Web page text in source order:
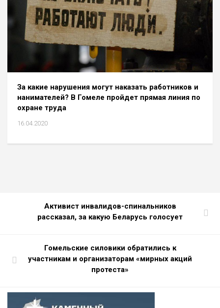
За какие нарушения могут наказать работников и
нанимателей? В Гомеле пройдет прямая линия по
охране труда
16.04.2020
Активист инвалидов-спинальников
рассказал, за какую Беларусь голосует
Гомельские силовики обратились к
участникам и организаторам «мирных акций
протеста»